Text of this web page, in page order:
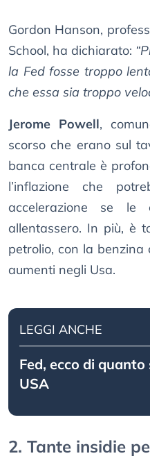
Gordon Hanson,
School, ha dichiarato:
la Fed fosse troppo
che essa sia troppo
Jerome Powell,
scorso che erano sul
banca centrale è
l’inflazione che
accelerazione se le
allentassero. In più, è
petrolio, con la
aumenti negli Usa.
LEGGI ANCHE
Fed, ecco di
USA
2. Tante insidie